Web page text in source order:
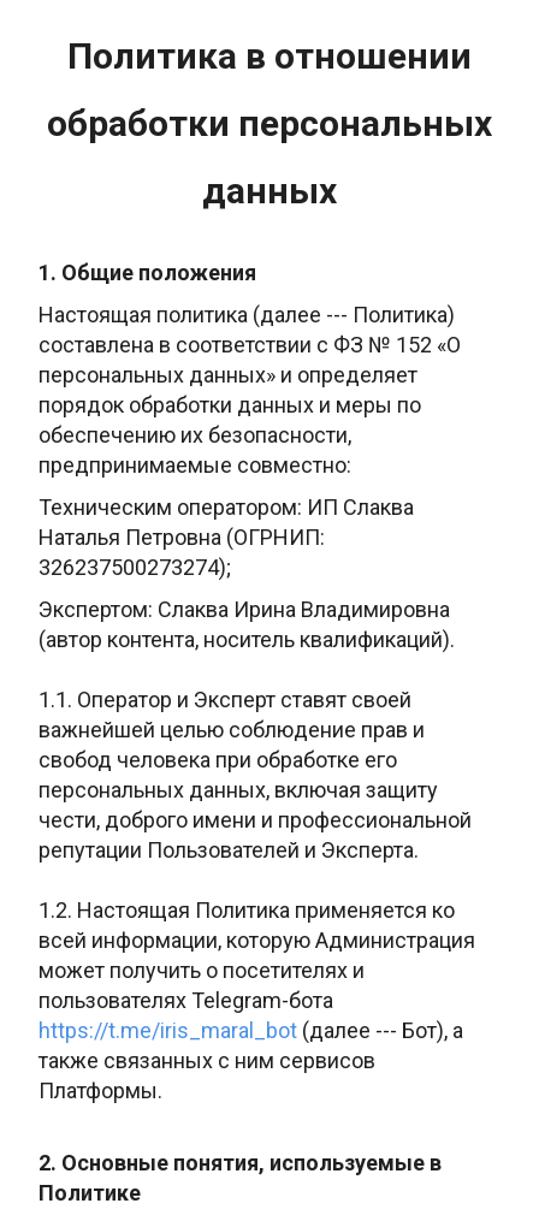
Политика в отношении
обработки персональных
данных
1. Общие положения
Настоящая политика (далее --- Политика)
составлена в соответствии с ФЗ № 152 «О
персональных данных» и определяет
порядок обработки данных и меры по
обеспечению их безопасности,
предпринимаемые совместно:
Техническим оператором: ИП Слаква
Наталья Петровна (ОГРНИП:
326237500273274);
Экспертом: Слаква Ирина Владимировна
(автор контента, носитель квалификаций).
1.1. Оператор и Эксперт ставят своей
важнейшей целью соблюдение прав и
свобод человека при обработке его
персональных данных, включая защиту
чести, доброго имени и профессиональной
репутации Пользователей и Эксперта.
1.2. Настоящая Политика применяется ко
всей информации, которую Администрация
может получить о посетителях и
пользователях Telegram-бота
https://t.me/iris_maral_bot (далее --- Бот), а
также связанных с ним сервисов
Платформы.
2. Основные понятия, используемые в
Политике